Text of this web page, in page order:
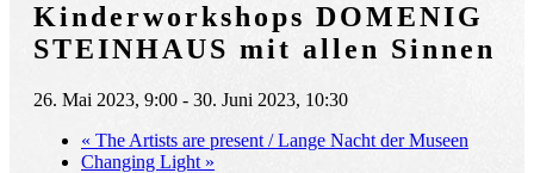
Kinderworkshops DOMENIG
STEINHAUS mit allen Sinnen
26. Mai 2023, 9:00 - 30. Juni 2023, 10:30
« The Artists are present / Lange Nacht der Museen
Changing Light »